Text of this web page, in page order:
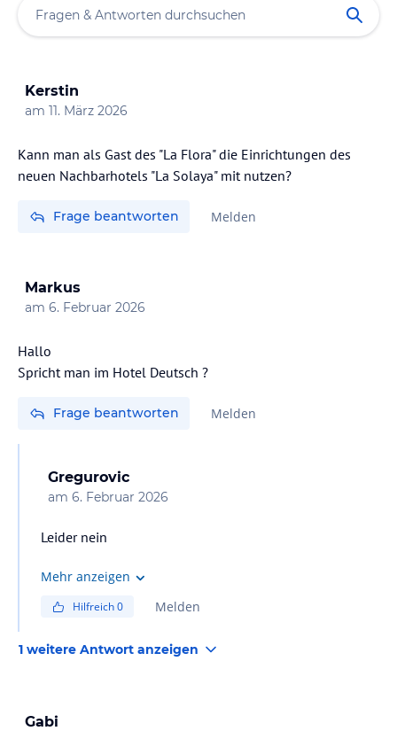
Kerstin
am 11. März 2026
Kann man als Gast des "La Flora" die Einrichtungen des
neuen Nachbarhotels "La Solaya" mit nutzen?
Frage beantworten Melden
Markus
am 6. Februar 2026
Hallo
Spricht man im Hotel Deutsch ?
Frage beantworten Melden
Gregurovic
am 6. Februar 2026
Leider nein
Mehr anzeigen
Hilfreich0 Melden
1 weitere Antwort anzeigen
Gabi